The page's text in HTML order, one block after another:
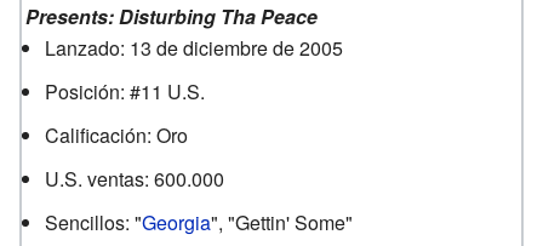
Presents: Disturbing Tha Peace
Lanzado: 13 de diciembre de 2005
Posición: #11 U.S.
Calificación: Oro
U.S. ventas: 600.000
Sencillos: "Georgia", "Gettin' Some"